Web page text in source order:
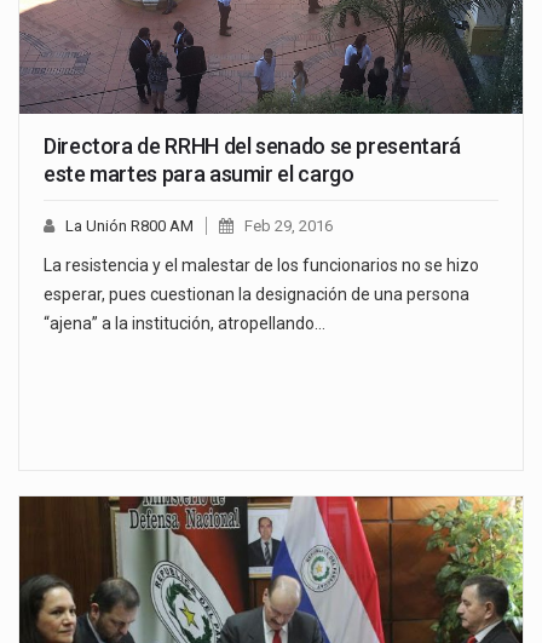
Directora de RRHH del senado se presentará
este martes para asumir el cargo
La Unión R800 AM Feb 29, 2016
La resistencia y el malestar de los funcionarios no se hizo
esperar, pues cuestionan la designación de una persona
“ajena” a la institución, atropellando…